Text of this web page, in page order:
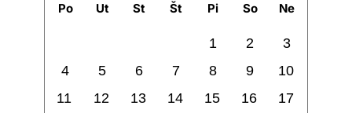
Po Ut St Št Pi So Ne
1 2
3
4
5 6 7 8 9
10
11
12 13 14 15 16
17